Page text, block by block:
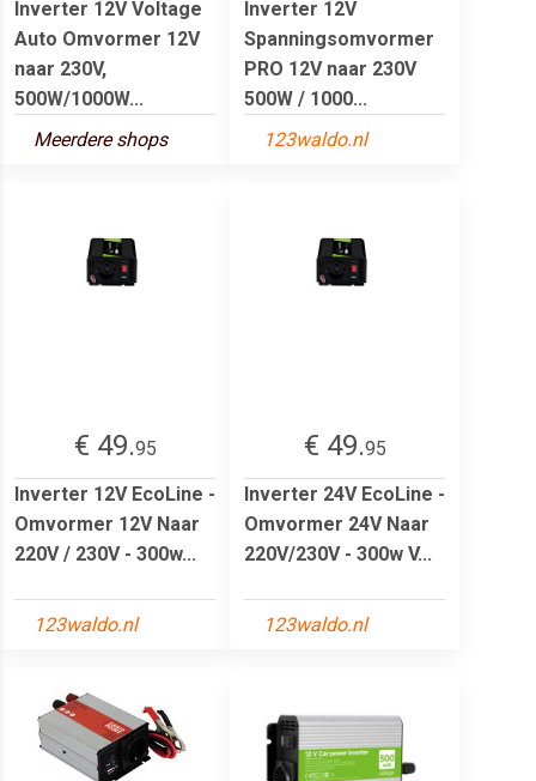
Inverter 12V Voltage
Auto Omvormer 12V
naar 230V,
500W/1000W...
Meerdere shops
Inverter 12V
Spanningsomvormer
PRO 12V naar 230V
500W / 1000...
123waldo.nl
€ 49.95
Inverter 12V EcoLine -
Omvormer 12V Naar
220V / 230V - 300w...
123waldo.nl
€ 49.95
Inverter 24V EcoLine -
Omvormer 24V Naar
220V/230V - 300w V...
123waldo.nl